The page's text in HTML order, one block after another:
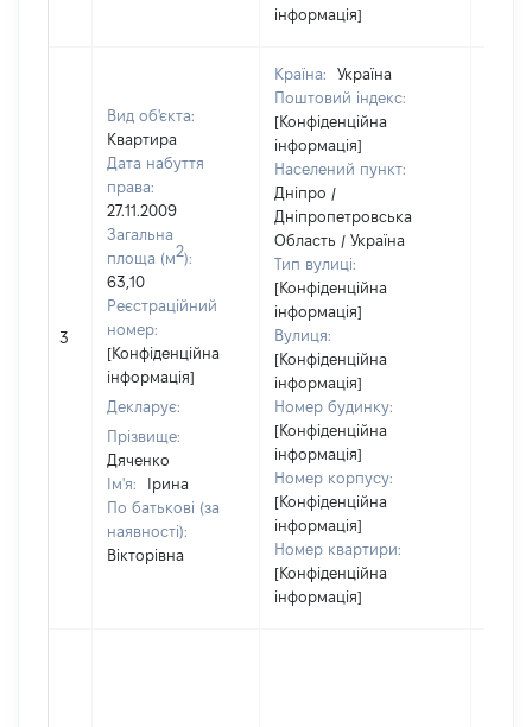
інформація]
3
Вид об'єкта:
Квартира
Дата набуття
права:
27.11.2009
Загальна
площа (м2):
63,10
Реєстраційний
номер:
[Конфіденційна
інформація]
Декларує:
Прізвище:
Дяченко
Ім'я:
Ірина
По батькові (за
наявності):
Вікторівна
Країна:
Україна
Поштовий індекс:
[Конфіденційна
інформація]
Населений пункт:
Дніпро /
Дніпропетровська
Область / Україна
Тип вулиці:
[Конфіденційна
інформація]
Вулиця:
[Конфіденційна
інформація]
Номер будинку:
[Конфіденційна
інформація]
Номер корпусу:
[Конфіденційна
інформація]
Номер квартири:
[Конфіденційна
інформація]